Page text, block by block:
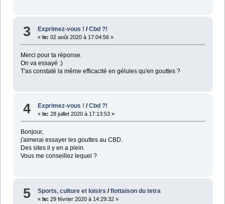
3 Exprimez-vous ! /Cbd ?!
«le: 02 août 2020 à 17:04:56 »
Merci pour ta réponse.
On va essayé :)
T'as constaté la même efficacité en gélules qu'en gouttes ?
4 Exprimez-vous ! /Cbd ?!
« le: 28 juillet 2020 à 17:13:53 »
Bonjour,
j'aimerai essayer les gouttes au CBD.
Des sites il y en a plein.
Vous me conseillez lequel ?
5 Sports, culture et loisirs /flottaison du tetra
«le: 29 février 2020 à 14:29:32 »